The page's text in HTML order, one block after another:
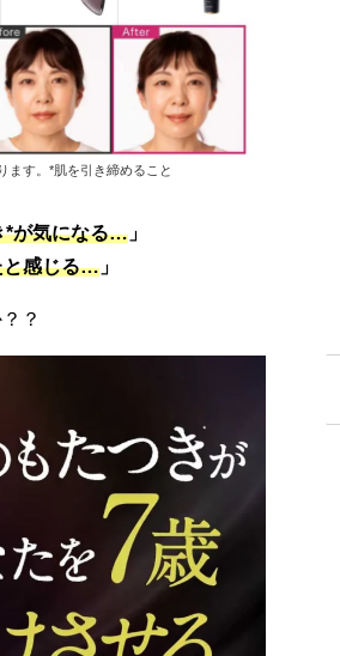
ます。*肌を引き締めること
*が気になる… 」
と感じる… 」
？